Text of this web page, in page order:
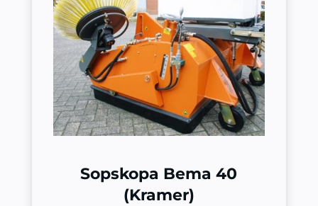
Sopskopa Bema 40
(Kramer)